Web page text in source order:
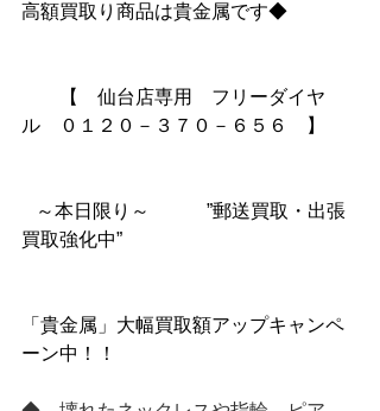
高額買取り商品は貴金属です◆
【　仙台店専用　フリーダイヤ
ル　０１２０－３７０－６５６　】
～本日限り～　　　”郵送買取・出張
買取強化中”
「貴金属」大幅買取額アップキャンペ
ーン中！！